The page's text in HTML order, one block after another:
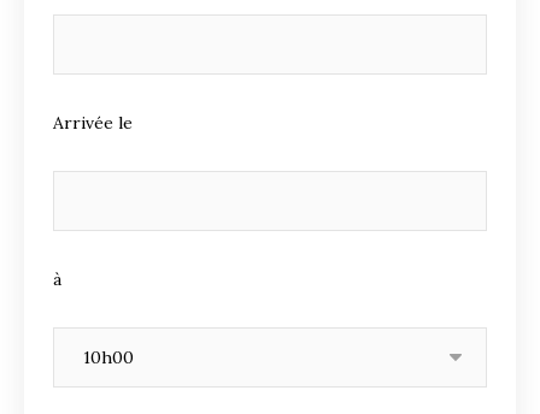
Arrivée le
à